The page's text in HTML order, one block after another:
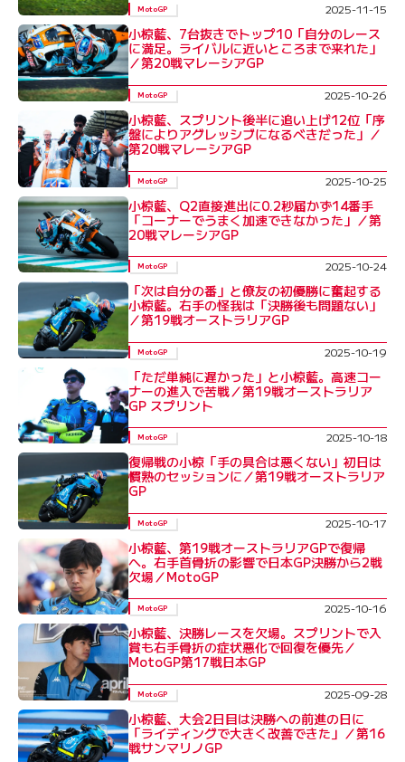
MotoGP 2025-11-15
小椋藍、7台抜きでトップ10「自分のレース
に満足。ライバルに近いところまで来れた」
／第20戦マレーシアGP
MotoGP 2025-10-26
小椋藍、スプリント後半に追い上げ12位「序
盤によりアグレッシブになるべきだった」／
第20戦マレーシアGP
MotoGP 2025-10-25
小椋藍、Q2直接進出に0.2秒届かず14番手
「コーナーでうまく加速できなかった」／第
20戦マレーシアGP
MotoGP 2025-10-24
「次は自分の番」と僚友の初優勝に奮起する
小椋藍。右手の怪我は「決勝後も問題ない」
／第19戦オーストラリアGP
MotoGP 2025-10-19
「ただ単純に遅かった」と小椋藍。高速コー
ナーの進入で苦戦／第19戦オーストラリア
GP スプリント
MotoGP 2025-10-18
復帰戦の小椋「手の具合は悪くない」初日は
慣熟のセッションに／第19戦オーストラリア
GP
MotoGP 2025-10-17
小椋藍、第19戦オーストラリアGPで復帰
へ。右手首骨折の影響で日本GP決勝から2戦
欠場／MotoGP
MotoGP 2025-10-16
小椋藍、決勝レースを欠場。スプリントで入
賞も右手骨折の症状悪化で回復を優先／
MotoGP第17戦日本GP
MotoGP 2025-09-28
小椋藍、大会2日目は決勝への前進の日に
「ライディングで大きく改善できた」／第16
戦サンマリノGP